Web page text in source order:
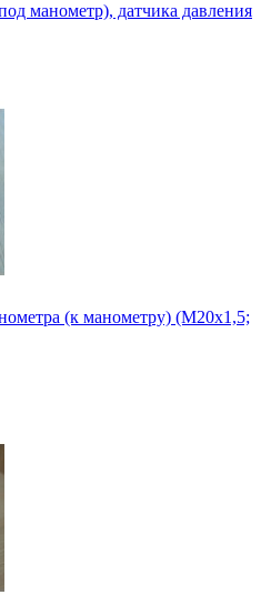
манометр), датчика давления
(к манометру) (М20х1,5;